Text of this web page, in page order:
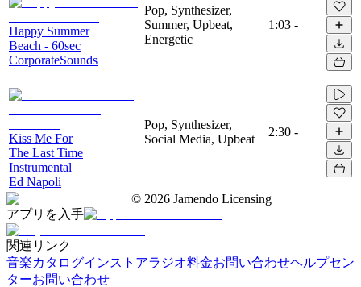
Happy Summer
Beach - 60sec
CorporateSounds
Pop, Synthesizer,
Summer, Upbeat,
Energetic
1:03 -
Kiss Me For
The Last Time
Instrumental
Ed Napoli
Pop, Synthesizer,
Social Media, Upbeat
2:30 -
© 2026 Jamendo Licensing
アプリを入手
関連リンク
音楽カタログインストアラジオ料金お問い合わせヘルプセン
ターお問い合わせ